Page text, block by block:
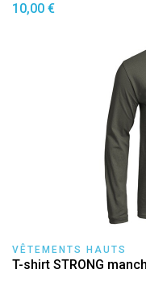
10,00 €
VÊTEMENTS HAUTS
T-shirt STRONG